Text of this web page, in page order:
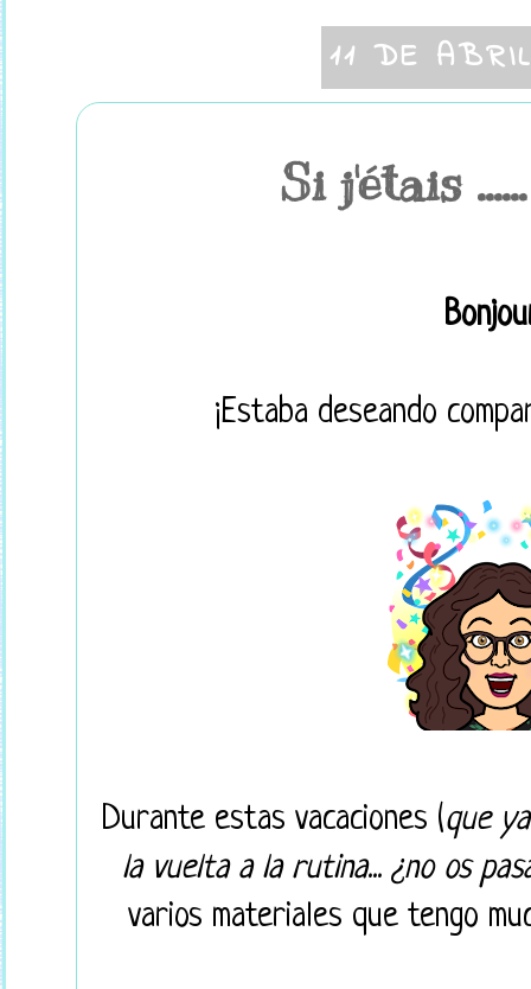
11 DE
Si j'étais
¡Estaba deseando
Durante estas vacaciones (que
la vuelta a la rutina... ¿no os
varios materiales que tengo